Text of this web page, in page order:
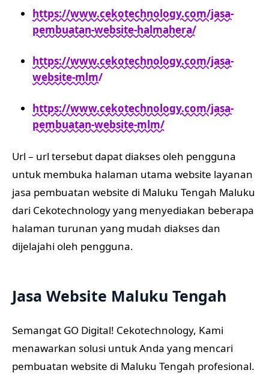
https://www.cekotechnology.com/jasa-
pembuatan-website-halmahera/
https://www.cekotechnology.com/jasa-
website-mlm/
https://www.cekotechnology.com/jasa-
pembuatan-website-mlm/
Url – url tersebut dapat diakses oleh pengguna
untuk membuka halaman utama website layanan
jasa pembuatan website di Maluku Tengah Maluku
dari Cekotechnology yang menyediakan beberapa
halaman turunan yang mudah diakses dan
dijelajahi oleh pengguna.
Jasa Website Maluku Tengah
Semangat GO Digital! Cekotechnology, Kami
menawarkan solusi untuk Anda yang mencari
pembuatan website di Maluku Tengah profesional.